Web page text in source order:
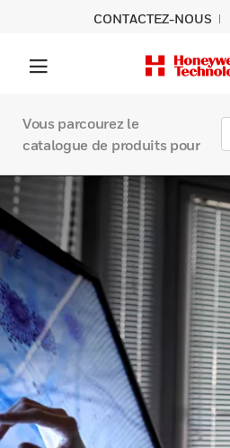
CONTACTEZ-NOUS
Vous parcourez le
catalogue de produits pour